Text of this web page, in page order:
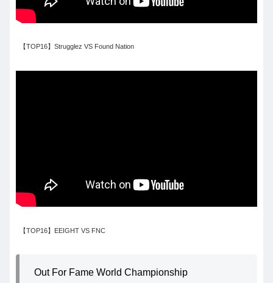
【TOP16】Strugglez VS Found Nation
【TOP16】EEIGHT VS FNC
Out For Fame World Championship